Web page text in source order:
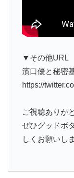
▼その他URL
濱口優と秘密
https://
ご視聴ありが
ぜひグッドボ
しくお願いし